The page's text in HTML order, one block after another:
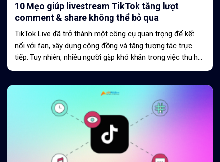
10 Mẹo giúp livestream TikTok tăng lượt
comment & share không thể bỏ qua
TikTok Live đã trở thành một công cụ quan trọng để kết
nối với fan, xây dựng cộng đồng và tăng tương tác trực
tiếp. Tuy nhiên, nhiều người gặp khó khăn trong việc thu hút
lượt comment và share...